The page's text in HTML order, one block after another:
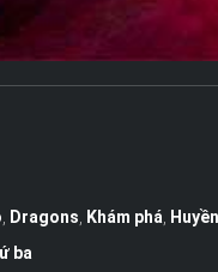
Dragons Khám phá
ba